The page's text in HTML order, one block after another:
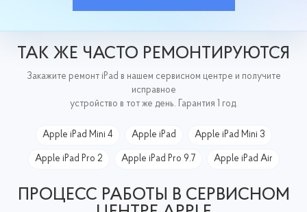
ТАК ЖЕ ЧАСТО РЕМОНТИРУЮТСЯ
Закажите ремонт iPad в нашем сервисном центре и получите
исправное
устройство в тот же день. Гарантия 1 год.
Apple iPad Mini 4 Apple iPad Apple iPad Mini 3
Apple iPad Pro 2 Apple iPad Pro 9.7 Apple iPad Air
ПРОЦЕСС РАБОТЫ В СЕРВИСНОМ